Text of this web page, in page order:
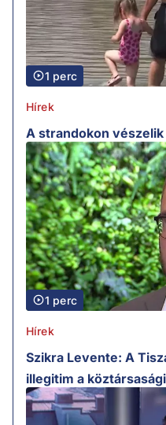
1 perc
Hírek
A strandokon
1 perc
Hírek
Szikra Levente: A
illegitim a